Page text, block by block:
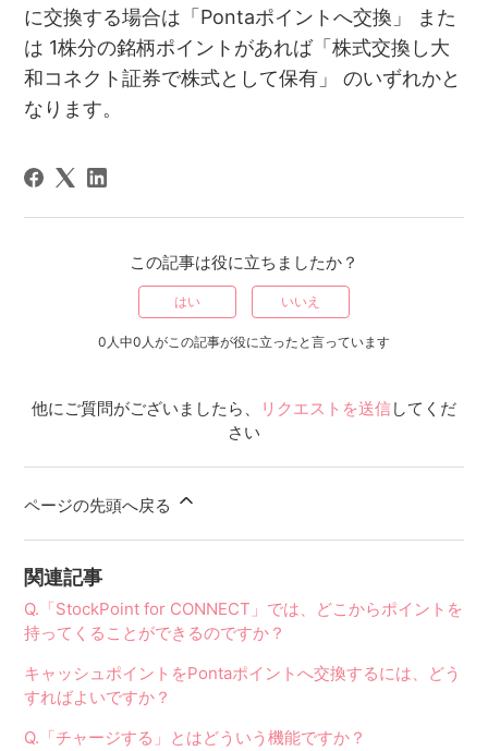
に交換する場合は「Pontaポイントへ交換」 また
は 1株分の銘柄ポイントがあれば「株式交換し大
和コネクト証券で株式として保有」 のいずれかと
なります。
この記事は役に立ちましたか？
はい いいえ
0人中0人がこの記事が役に立ったと言っています
他にご質問がございましたら、 リクエストを送信してくだ
さい
ページの先頭へ戻る
関連記事
Q.「StockPoint for CONNECT」では、どこからポイントを
持ってくることができるのですか？
キャッシュポイントをPontaポイントへ交換するには、どう
すればよいですか？
Q.「チャージする」とはどういう機能ですか？